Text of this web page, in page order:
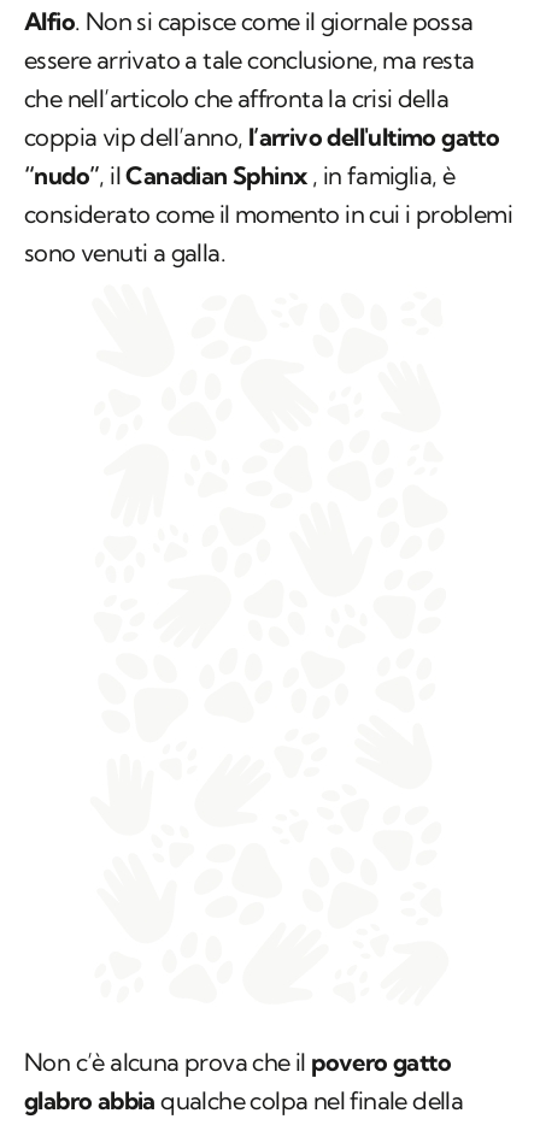
Alfio. Non si capisce come il giornale possa
essere arrivato a tale conclusione, ma resta
che nell’articolo che affronta la crisi della
coppia vip dell’anno, l’arrivo dell'ultimo gatto
“nudo”, ilCanadian Sphinx , in famiglia, è
considerato come il momento in cui i problemi
sono venuti a galla.
Non c’è alcuna prova che il povero gatto
glabro abbia qualche colpa nel finale della